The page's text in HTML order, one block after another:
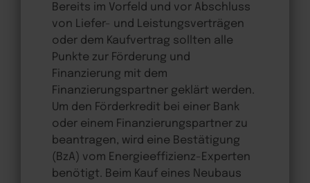
Bereits im Vorfeld und vor Abschluss
von Liefer- und Leistungsverträgen
oder dem Kaufvertrag sollten alle
Punkte zur Förderung und
Finanzierung mit dem
Finanzierungspartner geklärt werden.
Um den Förderkredit bei einer Bank
oder einem Finanzierungspartner zu
beantragen, wird eine Bestätigung
(BzA) vom Energieeffizienz-Experten
benötigt. Beim Kauf eines Neubaus